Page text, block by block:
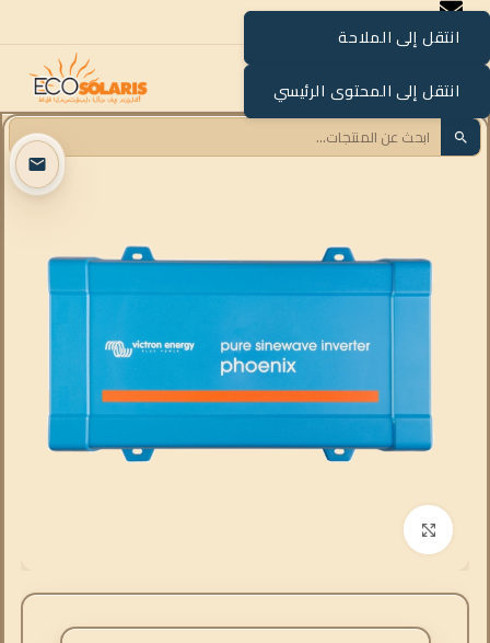
انتقل إلى الملاحة
انتقل إلى المحتوى الرئيسي
انقر للتكبير